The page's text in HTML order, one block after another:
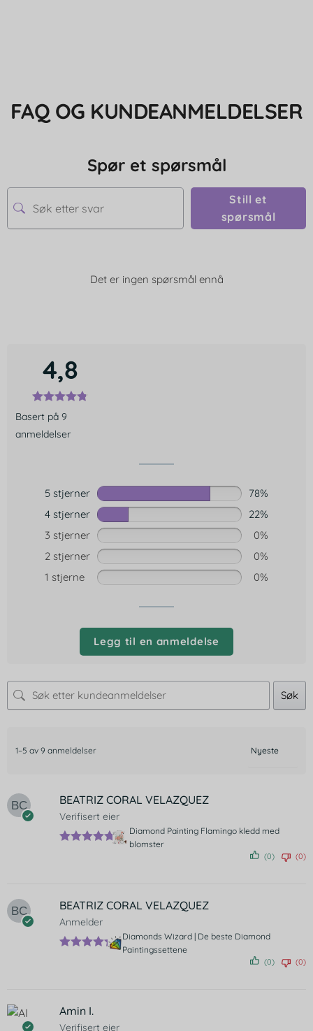
FAQ OG KUNDEANMELDELSER
Spør et spørsmål
Still et
spørsmål
Det er ingen spørsmål ennå
4,8
Basert på 9
anmeldelser
5 stjerner
78%
4 stjerner
22%
3 stjerner
0%
2 stjerner
0%
1 stjerne
0%
Legg til en anmeldelse
Søk
1–5 av 9 anmeldelser
BEATRIZ CORAL VELAZQUEZ
Verifisert eier
Diamond Painting Flamingo kledd med
blomster
(0) (0)
BEATRIZ CORAL VELAZQUEZ
Anmelder
Diamonds Wizard | De beste Diamond
Paintingssettene
(0) (0)
Amin I.
Verifisert eier